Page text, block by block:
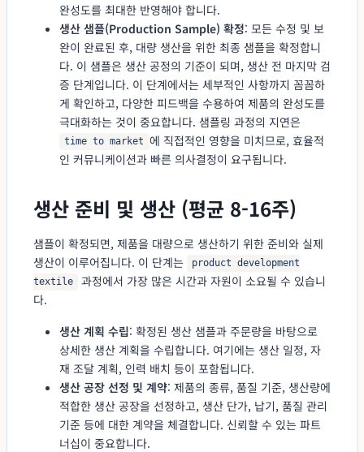
완성도를 최대한 반영해야 합니다.
생산 샘플(Production Sample) 확정: 모든 수정 및 보
완이 완료된 후, 대량 생산을 위한 최종 샘플을 확정합니
다. 이 샘플은 생산 공정의 기준이 되며, 생산 전 마지막 검
증 단계입니다. 이 단계에서는 세부적인 사항까지 꼼꼼하
게 확인하고, 다양한 피드백을 수용하여 제품의 완성도를
극대화하는 것이 중요합니다. 샘플링 과정의 지연은
time to market 에 직접적인 영향을 미치므로, 효율적
인 커뮤니케이션과 빠른 의사결정이 요구됩니다.
생산 준비 및 생산 (평균 8-16주)
샘플이 확정되면, 제품을 대량으로 생산하기 위한 준비와 실제
생산이 이루어집니다. 이 단계는
product development
textile
과정에서 가장 많은 시간과 자원이 소요될 수 있습니
다.
생산 계획 수립: 확정된 생산 샘플과 주문량을 바탕으로
상세한 생산 계획을 수립합니다. 여기에는 생산 일정, 자
재 조달 계획, 인력 배치 등이 포함됩니다.
생산 공장 선정 및 계약: 제품의 종류, 품질 기준, 생산량에
적합한 생산 공장을 선정하고, 생산 단가, 납기, 품질 관리
기준 등에 대한 계약을 체결합니다. 신뢰할 수 있는 파트
너십이 중요합니다.